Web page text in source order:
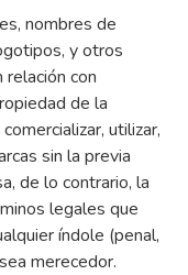
nombres de
y otros
con
de la
utilizar,
sin la previa
de lo contrario, la
legales que
índole (penal,
merecedor.